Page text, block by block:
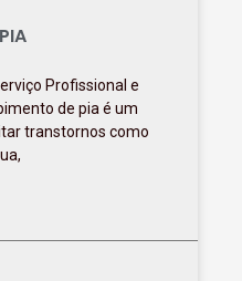
Profissional e
de pia é um
transtornos como